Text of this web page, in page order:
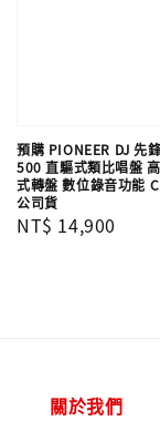
預購 PIONEER DJ 先
500 直驅式類比唱盤
式轉盤 數位錄音功能
公司貨
Regular
NT$ 14,900
關於我們